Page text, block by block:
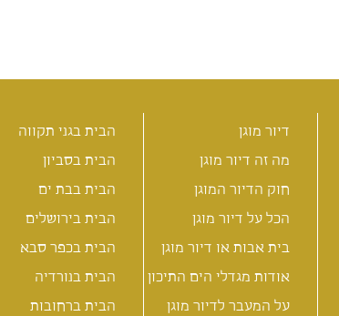
דיור מוגן
מה זה דיור מוגן
חוק הדיור המוגן
הכל על דיור מוגן
בית אבות או דיור מוגן
אודות מגדלי הים התיכון
על המעבר לדיור מוגן
הבית בגני תקווה
הבית בסביון
הבית בבת ים
הבית בירושלים
הבית בכפר סבא
הבית בנורדיה
הבית ברחובות